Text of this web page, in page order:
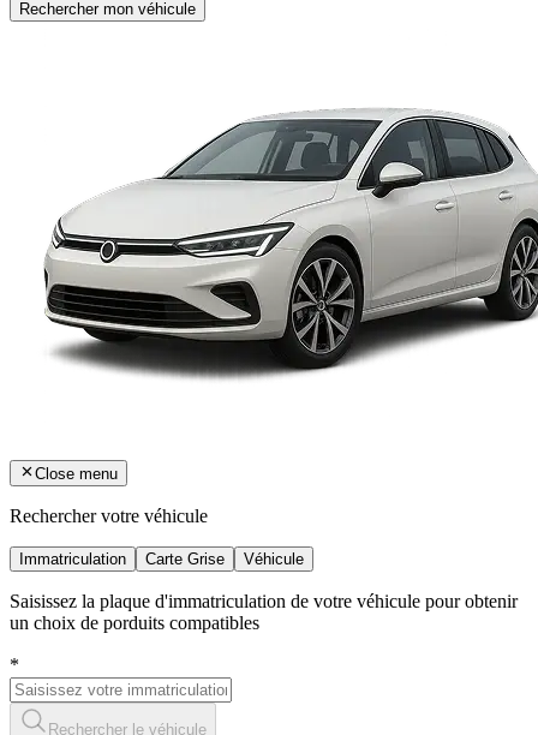
Rechercher mon véhicule
Close menu
Rechercher votre véhicule
Immatriculation Carte Grise Véhicule
Saisissez la plaque d'immatriculation de votre véhicule pour obtenir
un choix de porduits compatibles
*
Rechercher le véhicule